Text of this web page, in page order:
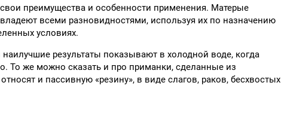
преимущества и особенности применения. Матерые
всеми разновидностями, используя их по назначению
условиях.
результаты показывают в холодной воде, когда
То же можно сказать и про приманки, сделанные из
и пассивную «резину», в виде слагов, раков, бесхвостых